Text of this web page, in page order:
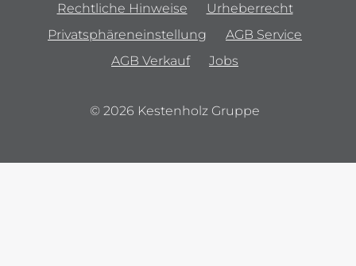
Rechtliche Hinweise
Urheberrecht
Privatsphäreneinstellung
AGB Service
AGB Verkauf
Jobs
© 2026 Kestenholz Gruppe